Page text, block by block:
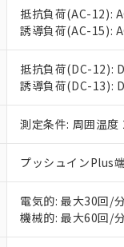
抵抗負荷(AC-12):
誘導負荷(AC-15):
抵抗負荷(DC-12):
誘導負荷(DC-13):
測定条件: 周囲温
プッシュインPlus
電気的: 最大30回/
機械的: 最大60回/
本サービ
くもので
当社制御
のであり
い。
正式な納
当社販売
オムロン
在庫状況
マイパー
ている必
お客様が
*EU RoHS指令（10
鉛(Pb) 1000ppm以
六価クロム(Cr(Ⅵ))
但し、RoHS指令で
フタル酸エステル類
※2 対応予定
部品在庫の切り
※3 非含有証
「－」：未確認
*中国RoHS10物質
Pb(鉛) :1000ppm、
Cr(Ⅵ)(六価クロム) :
DBP(フタル酸ジブ
DEHP(フタル酸ビ
※2 環境保護
「ｅ」：有害物
「10」：通常
味します。
当社は、
う）を輸
当社は規
ます。
当社は貴
当社は、
また当社
たしませ
記
号
説明
○ 一定
△ 一定
－
在庫
機器
空
白
受注